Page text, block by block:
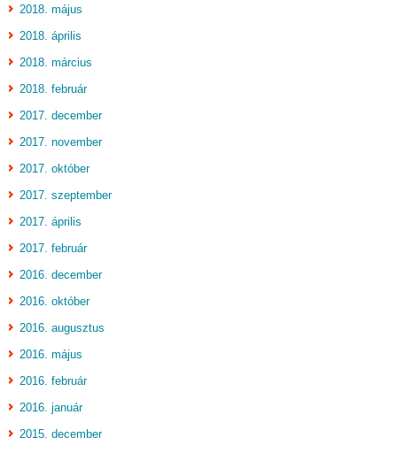
2018. május
2018. április
2018. március
2018. február
2017. december
2017. november
2017. október
2017. szeptember
2017. április
2017. február
2016. december
2016. október
2016. augusztus
2016. május
2016. február
2016. január
2015. december